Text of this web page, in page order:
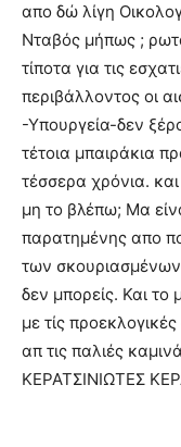
απο δώ λίγη
Νταβός μήπως ;
τίποτα για τις
περιβάλλοντος οι
-Υπουργεία-δεν
τέτοια μπαιράκια
τέσσερα χρόνια.
μη το βλέπω; Μα
παρατημένης απο
των
δεν μπορείς. Και
με τίς
απ τις παλιές
ΚΕΡΑΤΣΙΝΙΩΤΕΣ